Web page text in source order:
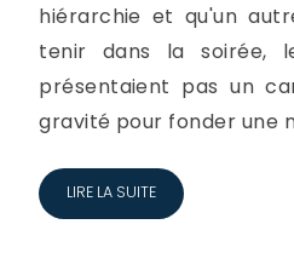
hiérarchie et qu'un
tenir dans la soirée,
présentaient pas un
gravité pour fonder une
LIRE LA SUITE